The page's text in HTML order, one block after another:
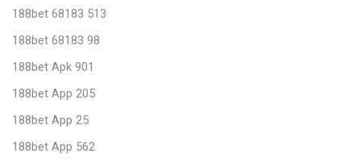
188bet 68183 513
188bet 68183 98
188bet Apk 901
188bet App 205
188bet App 25
188bet App 562